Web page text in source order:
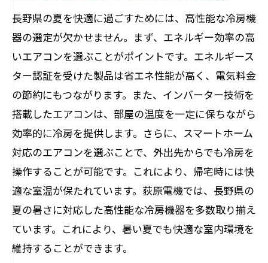
長野県の夏を快適に過ごすためには、高性能な冷房機
器の選定が欠かせません。まず、エネルギー効率の高
いエアコンを選ぶことがポイントです。エネルギース
ター認証を受けた製品は省エネ性能が高く、電気料金
の節約にもつながります。また、インバーター技術を
搭載したエアコンは、部屋の温度を一定に保ちながら
効率的に冷房を提供します。さらに、スマートホーム
対応のエアコンを選ぶことで、外出先からでも冷房を
操作することが可能です。これにより、帰宅時には快
適な室温が保たれています。荻原電機では、長野県の
夏の暑さに対応した高性能な冷房機器を多数取り揃え
ています。これにより、暑い夏でも快適な室内環境を
維持することができます。